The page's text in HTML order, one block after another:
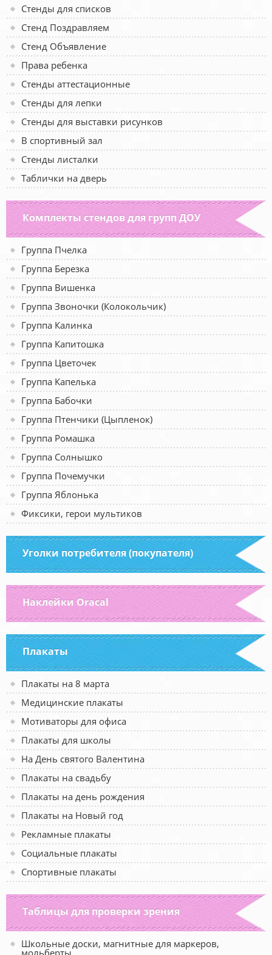
Стенды для списков
Стенд Поздравляем
Стенд Объявление
Права ребенка
Стенды аттестационные
Стенды для лепки
Стенды для выставки рисунков
В спортивный зал
Стенды листалки
Таблички на дверь
Комплекты стендов для групп ДОУ
Группа Пчелка
Группа Березка
Группа Вишенка
Группа Звоночки (Колокольчик)
Группа Калинка
Группа Капитошка
Группа Цветочек
Группа Капелька
Группа Бабочки
Группа Птенчики (Цыпленок)
Группа Ромашка
Группа Солнышко
Группа Почемучки
Группа Яблонька
Фиксики, герои мультиков
Уголки потребителя (покупателя)
Наклейки Oracal
Плакаты
Плакаты на 8 марта
Медицинские плакаты
Мотиваторы для офиса
Плакаты для школы
На День святого Валентина
Плакаты на свадьбу
Плакаты на день рождения
Плакаты на Новый год
Рекламные плакаты
Социальные плакаты
Спортивные плакаты
Таблицы для проверки зрения
Школьные доски, магнитные для маркеров,
мольберты